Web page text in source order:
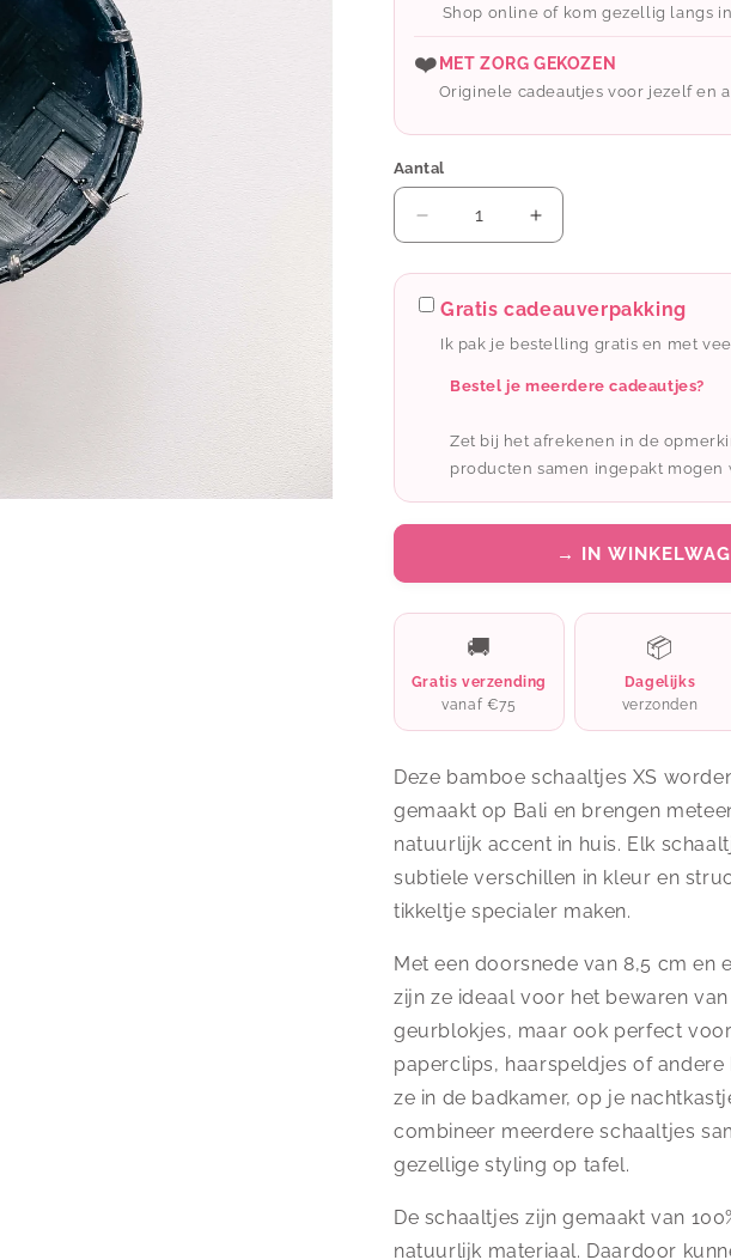
Shop online of kom gezellig langs
❤️ MET ZORG GEKOZEN
Originele cadeautjes voor jezelf en
Aantal
Aantal
verlagen
voor
ByBazz:
schaaltje
Aantal
verhogen
voor
ByBazz:
Bamboe
schaaltje
Gratis cadeauverpakking
Ik pak je bestelling gratis en met
Bestel je meerdere cadeautjes?
Zet bij het afrekenen in de
producten samen ingepakt mogen
→ IN
🚚
Gratis verzending
vanaf €75
📦
Dagelijks
verzonden
Deze bamboe schaaltjes XS
gemaakt op Bali en brengen
natuurlijk accent in huis. Elk
subtiele verschillen in kleur en
tikkeltje specialer maken.
Met een doorsnede van 8,5 cm en
zijn ze ideaal voor het bewaren
geurblokjes, maar ook perfect
paperclips, haarspeldjes of andere
ze in de badkamer, op je
combineer meerdere schaaltjes
gezellige styling op tafel.
De schaaltjes zijn gemaakt van
natuurlijk materiaal. Daardoor